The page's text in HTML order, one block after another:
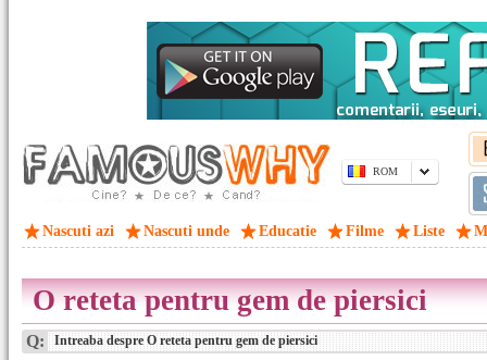
ROM
Nascuti azi Nascuti unde Educatie Filme Liste
O reteta pentru gem de piersici
Q: Intreaba despre O reteta pentru gem de piersici